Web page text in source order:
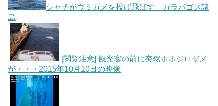
シャチがウミガメを投げ飛ばす ガラパゴス諸
島
[閲覧注意] 観光客の前に突然ホホジロザメ
が・・・2015年10月10日の映像